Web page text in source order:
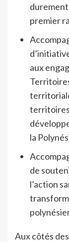
premier
aux
la
de
l’action
Aux côtés